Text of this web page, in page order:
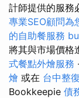
計師提供的服務
專業SEO顧問為
的自助餐服務
將其與市場價格
式餐點外燴服務
燴 或在 台中整
Bookkeepie 債